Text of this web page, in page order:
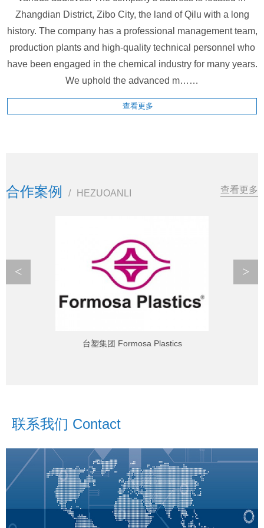
Zhangdian District, Zibo City, the land of Qilu with a long
history. The company has a professional management team,
production plants and high-quality technical personnel who
have been engaged in the chemical industry for many years.
We uphold the advanced m……
查看更多
合作案例 / HEZUOANLI 查看更多
台塑集团 Formosa Plastics
< >
联系我们 Contact